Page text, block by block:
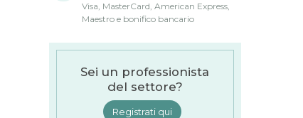
Visa, MasterCard, American Express,
Maestro e bonifico bancario
Sei un professionista
del settore?
Registrati qui